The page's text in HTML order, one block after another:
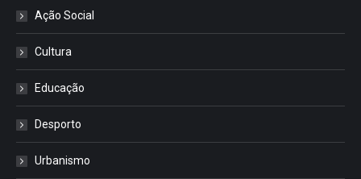
Ação Social
Cultura
Educação
Desporto
Urbanismo